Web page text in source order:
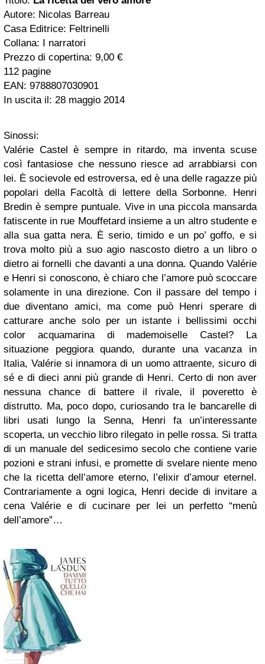
Autore: Nicolas Barreau
Casa Editrice: Feltrinelli
Collana: I narratori
Prezzo di copertina: 9,00 €
112 pagine
EAN: 9788807030901
In uscita il: 28 maggio 2014
Sinossi:
Valérie Castel è sempre in ritardo, ma inventa scuse
così fantasiose che nessuno riesce ad arrabbiarsi con
lei. È socievole ed estroversa, ed è una delle ragazze più
popolari della Facoltà di lettere della Sorbonne. Henri
Bredin è sempre puntuale. Vive in una piccola mansarda
fatiscente in rue Mouffetard insieme a un altro studente e
alla sua gatta nera. È serio, timido e un po’ goffo, e si
trova molto più a suo agio nascosto dietro a un libro o
dietro ai fornelli che davanti a una donna. Quando Valérie
e Henri si conoscono, è chiaro che l’amore può scoccare
solamente in una direzione. Con il passare del tempo i
due diventano amici, ma come può Henri sperare di
catturare anche solo per un istante i bellissimi occhi
color acquamarina di mademoiselle Castel? La
situazione peggiora quando, durante una vacanza in
Italia, Valérie si innamora di un uomo attraente, sicuro di
sé e di dieci anni più grande di Henri. Certo di non aver
nessuna chance di battere il rivale, il poveretto è
distrutto. Ma, poco dopo, curiosando tra le bancarelle di
libri usati lungo la Senna, Henri fa un’interessante
scoperta, un vecchio libro rilegato in pelle rossa. Si tratta
di un manuale del sedicesimo secolo che contiene varie
pozioni e strani infusi, e promette di svelare niente meno
che la ricetta dell’amore eterno, l’elixir d’amour eternel.
Contrariamente a ogni logica, Henri decide di invitare a
cena Valérie e di cucinare per lei un perfetto “menù
dell’amore”…